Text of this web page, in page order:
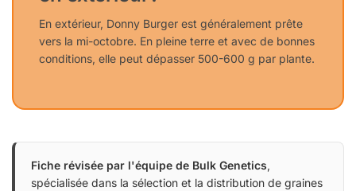
En extérieur, Donny Burger est généralement prête
vers la mi-octobre. En pleine terre et avec de bonnes
conditions, elle peut dépasser 500-600 g par plante.
Fiche révisée par l'équipe de Bulk Genetics,
spécialisée dans la sélection et la distribution de graines